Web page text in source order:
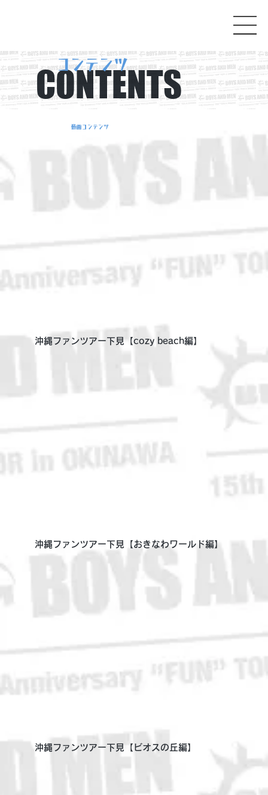
CONTENTS
コンテンツ
動画コンテンツ
沖縄ファンツアー下見【cozy beach編】
沖縄ファンツアー下見【おきなわワールド編】
沖縄ファンツアー下見【ビオスの丘編】